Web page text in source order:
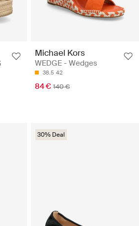
Michael Kors
WEDGE - Wedges
38.5 42
84 € 140 €
30% Deal